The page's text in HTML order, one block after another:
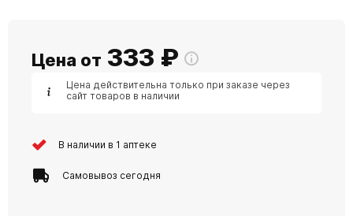
Цена от 333 ₽
Цена действительна только при заказе через
сайт товаров в наличии
В наличии в 1 аптеке
Самовывоз сегодня